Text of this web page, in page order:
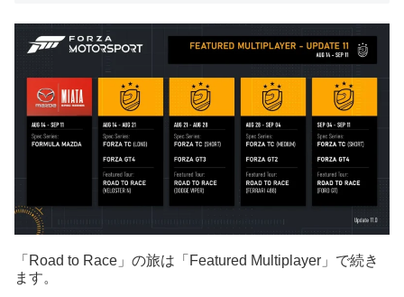
「Road to Race」の旅は「Featured Multiplayer」で続き
ます。